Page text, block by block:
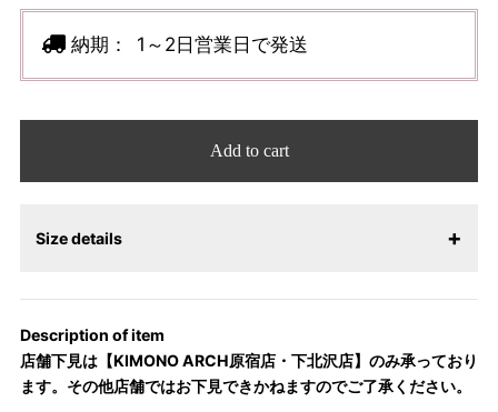
納期： 1～2日営業日で発送
Add to cart
Size details
Description of item
店舗下見は【KIMONO ARCH原宿店・下北沢店】のみ承っており
ます。その他店舗ではお下見できかねますのでご了承ください。